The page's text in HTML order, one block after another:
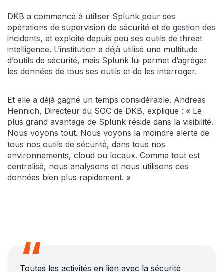
DKB a commencé à utiliser Splunk pour ses
opérations de supervision de sécurité et de gestion des
incidents, et exploite depuis peu ses outils de threat
intelligence. L’institution a déjà utilisé une multitude
d’outils de sécurité, mais Splunk lui permet d’agréger
les données de tous ses outils et de les interroger.
Et elle a déjà gagné un temps considérable. Andreas
Hennich, Directeur du SOC de DKB, explique : « Le
plus grand avantage de Splunk réside dans la visibilité.
Nous voyons tout. Nous voyons la moindre alerte de
tous nos outils de sécurité, dans tous nos
environnements, cloud ou locaux. Comme tout est
centralisé, nous analysons et nous utilisons ces
données bien plus rapidement. »
Toutes les activités en lien avec la sécurité